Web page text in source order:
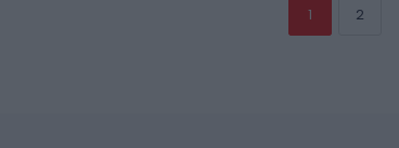
1 2